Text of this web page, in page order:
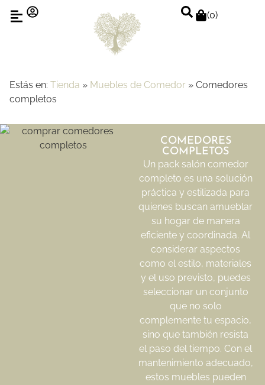
(0)
Estás en: Tienda » Muebles de Comedor » Comedores
completos
COMEDORES
COMPLETOS
Un pack salón comedor
completo es una solución
práctica y estilizada para
quienes buscan amueblar
su hogar de manera
eficiente y coordinada. Al
considerar aspectos
como el estilo, materiales
y el uso previsto, puedes
seleccionar un conjunto
que no solo
complemente tu espacio,
sino que también resista
el paso del tiempo. Con el
mantenimiento adecuado,
estos muebles pueden